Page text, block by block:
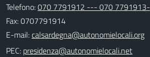
Telefono:070 7791912 --- 070 7791913-
Fax: 0707791914
E-mail:
PEC: